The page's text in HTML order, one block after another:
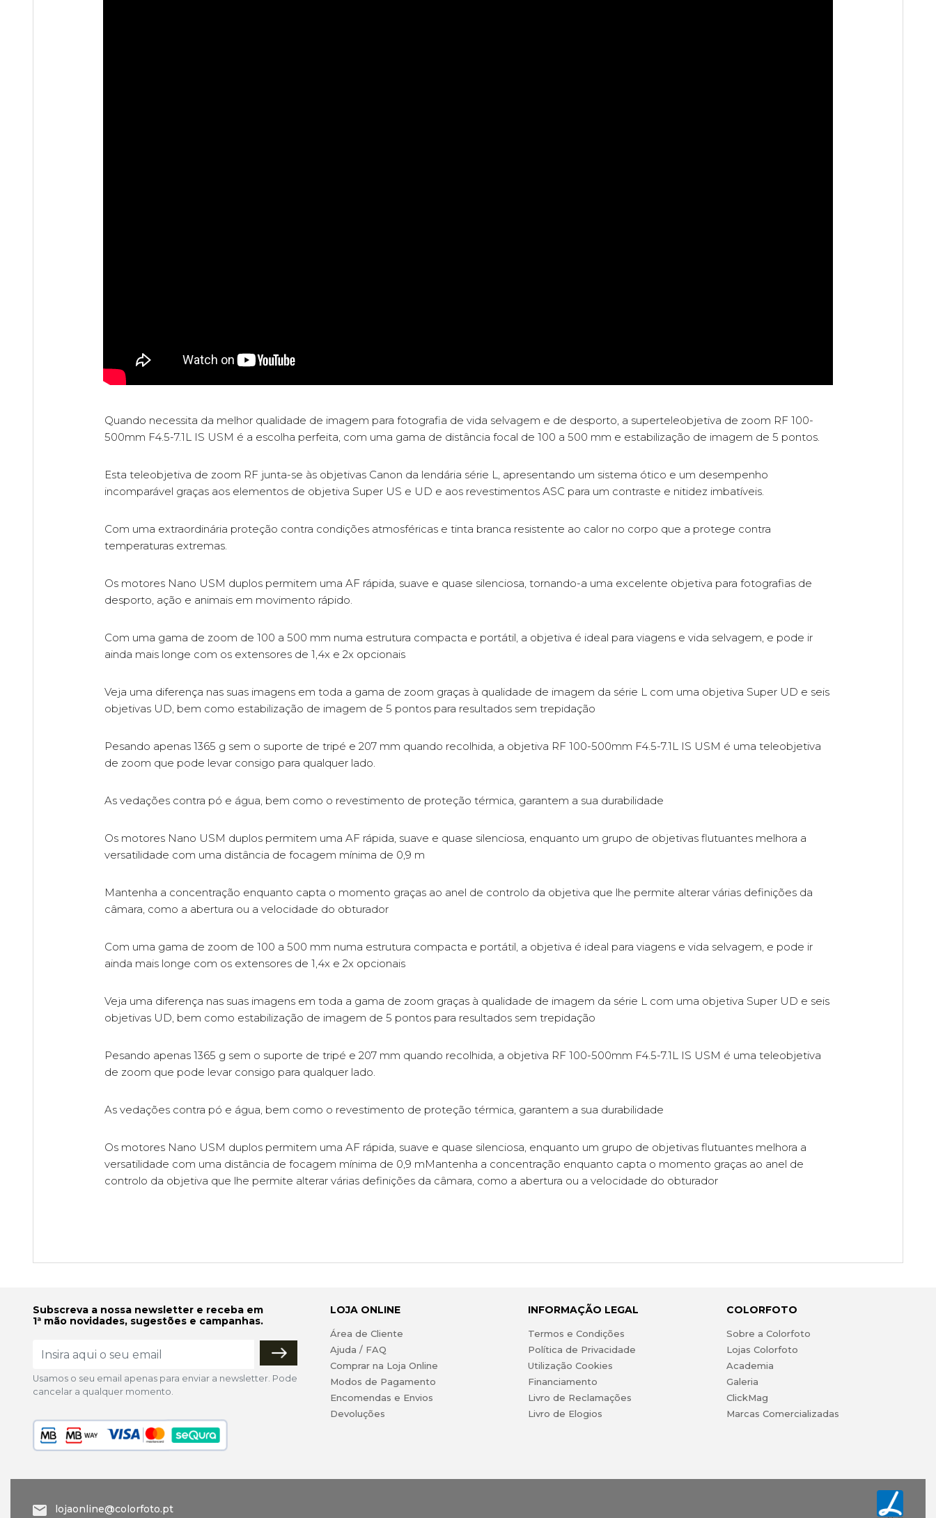
Quando necessita da melhor qualidade de imagem para fotografia de vida selvagem e de desporto, a superteleobjetiva de zoom RF 100-
500mm F4.5-7.1L IS USM é a escolha perfeita, com uma gama de distância focal de 100 a 500 mm e estabilização de imagem de 5 pontos.
Esta teleobjetiva de zoom RF junta-se às objetivas Canon da lendária série L, apresentando um sistema ótico e um desempenho
incomparável graças aos elementos de objetiva Super US e UD e aos revestimentos ASC para um contraste e nitidez imbatíveis.
Com uma extraordinária proteção contra condições atmosféricas e tinta branca resistente ao calor no corpo que a protege contra
temperaturas extremas.
Os motores Nano USM duplos permitem uma AF rápida, suave e quase silenciosa, tornando-a uma excelente objetiva para fotografias de
desporto, ação e animais em movimento rápido.
Com uma gama de zoom de 100 a 500 mm numa estrutura compacta e portátil, a objetiva é ideal para viagens e vida selvagem, e pode ir
ainda mais longe com os extensores de 1,4x e 2x opcionais
Veja uma diferença nas suas imagens em toda a gama de zoom graças à qualidade de imagem da série L com uma objetiva Super UD e seis
objetivas UD, bem como estabilização de imagem de 5 pontos para resultados sem trepidação
Pesando apenas 1365 g sem o suporte de tripé e 207 mm quando recolhida, a objetiva RF 100-500mm F4.5-7.1L IS USM é uma teleobjetiva
de zoom que pode levar consigo para qualquer lado.
As vedações contra pó e água, bem como o revestimento de proteção térmica, garantem a sua durabilidade
Os motores Nano USM duplos permitem uma AF rápida, suave e quase silenciosa, enquanto um grupo de objetivas flutuantes melhora a
versatilidade com uma distância de focagem mínima de 0,9 m
Mantenha a concentração enquanto capta o momento graças ao anel de controlo da objetiva que lhe permite alterar várias definições da
câmara, como a abertura ou a velocidade do obturador
Com uma gama de zoom de 100 a 500 mm numa estrutura compacta e portátil, a objetiva é ideal para viagens e vida selvagem, e pode ir
ainda mais longe com os extensores de 1,4x e 2x opcionais
Veja uma diferença nas suas imagens em toda a gama de zoom graças à qualidade de imagem da série L com uma objetiva Super UD e seis
objetivas UD, bem como estabilização de imagem de 5 pontos para resultados sem trepidação
Pesando apenas 1365 g sem o suporte de tripé e 207 mm quando recolhida, a objetiva RF 100-500mm F4.5-7.1L IS USM é uma teleobjetiva
de zoom que pode levar consigo para qualquer lado.
As vedações contra pó e água, bem como o revestimento de proteção térmica, garantem a sua durabilidade
Os motores Nano USM duplos permitem uma AF rápida, suave e quase silenciosa, enquanto um grupo de objetivas flutuantes melhora a
versatilidade com uma distância de focagem mínima de 0,9 mMantenha a concentração enquanto capta o momento graças ao anel de
controlo da objetiva que lhe permite alterar várias definições da câmara, como a abertura ou a velocidade do obturador
Subscreva a nossa newsletter e receba em
1ª mão novidades, sugestões e campanhas.
Usamos o seu email apenas para enviar a newsletter. Pode
cancelar a qualquer momento.
LOJA ONLINE
Área de Cliente
Ajuda / FAQ
Comprar na Loja Online
Modos de Pagamento
Encomendas e Envios
Devoluções
INFORMAÇÃO LEGAL
Termos e Condições
Política de Privacidade
Utilização Cookies
Financiamento
Livro de Reclamações
Livro de Elogios
COLORFOTO
Sobre a Colorfoto
Lojas Colorfoto
Academia
Galeria
ClickMag
Marcas Comercializadas
lojaonline@colorfoto.pt